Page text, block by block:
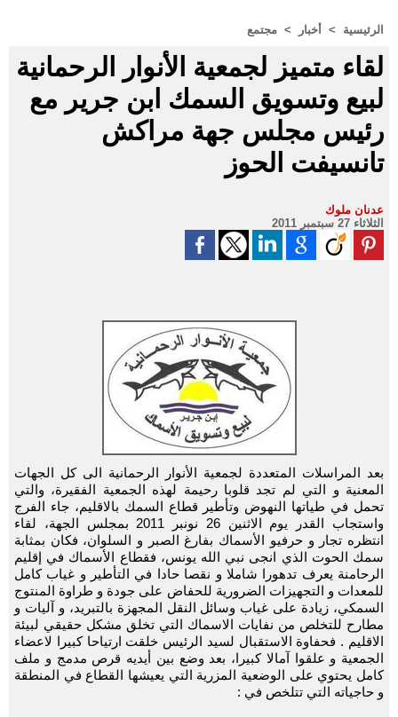
الرئيسية > أخبار > مجتمع
لقاء متميز لجمعية الأنوار الرحمانية
لبيع وتسويق السمك ابن جرير مع
رئيس مجلس جهة مراكش
تانسيفت الحوز
عدنان ملوك
الثلاثاء 27 سبتمبر 2011
بعد المراسلات المتعددة لجمعية الأنوار الرحمانية الى كل الجهات
المعنية و التي لم تجد قلوبا رحيمة لهذه الجمعية الفقيرة، والتي
تحمل في طياتها النهوض وتأطير قطاع السمك بالاقليم، جاء الفرج
واستجاب القدر يوم الاثنين 26 نونبر 2011 بمجلس الجهة، لقاء
انتظره تجار و حرفيو الأسماك بفارغ الصبر و السلوان، فكان بمثابة
سمك الحوت الذي انجى نبي الله يونس، فقطاع الأسماك في إقليم
الرحامنة يعرف تدهورا شاملا و نقصا حادا في التأطير و غياب كامل
للمعدات و التجهيزات الضرورية للحفاض على جودة و طراوة المنتوج
السمكي، زيادة على غياب وسائل النقل المجهزة بالتبريد، و آليات و
مطارح للتخلص من نفايات الاسماك التي تخلق مشكل حقيقي لبيئة
الاقليم . فحفاوة الاستقبال لسيد الرئيس خلقت ارتياحا كبيرا لاعضاء
الجمعية و علقوا آمالا كبيرا، بعد وضع بين أيديه قرص مدمج و ملف
كامل يحتوي على الوضعية المزرية التي يعيشها القطاع في المنطقة
و حاجياته التي تتلخص في :